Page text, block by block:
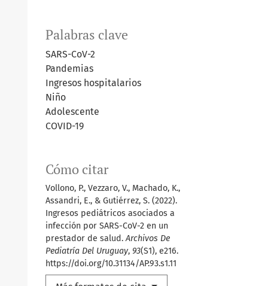
Palabras clave
SARS-CoV-2
Pandemias
Ingresos hospitalarios
Niño
Adolescente
COVID-19
Cómo citar
Vollono, P., Vezzaro, V., Machado, K.,
Assandri, E., & Gutiérrez, S. (2022).
Ingresos pediátricos asociados a
infección por SARS-CoV-2 en un
prestador de salud.Archivos De
Pediatría Del Uruguay, 93(S1), e216.
https://doi.org/10.31134/AP.93.s1.11